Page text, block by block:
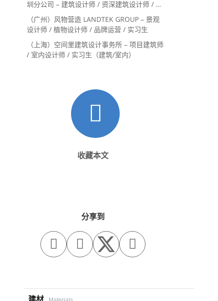
圳分公司 – 建筑设计师 / 资深建筑设计师 / 室
内设计师 / 设计实习生
（广州）风物营造 LANDTEK GROUP – 景观
设计师 / 植物设计师 / 品牌运营 / 实习生
（上海）空间里建筑设计事务所 – 项目建筑师
/ 室内设计师 / 实习生（建筑/室内）
收藏本文
分享到
  
建材